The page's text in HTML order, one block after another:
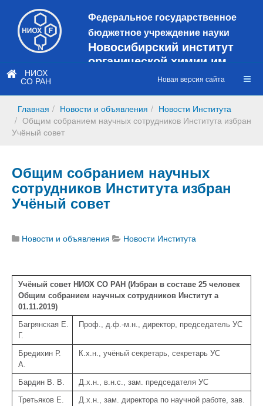
Федеральное государственное
бюджетное учреждение науки
Новосибирский институт
органической химии им.
Н.Н. Ворожцова
сайт
https://web3.nioch.nsc.ru/nioch/
НИОХ
СО РАН Новая версия сайта
Главная Новости и объявления
Новости Института
Общим собранием научных сотрудников Института избран
Учёный совет
Общим собранием научных
сотрудников Института избран
Учёный совет
Новости и объявления Новости Института
Учёный совет НИОХ СО РАН (Избран в составе 25 человек
Общим собранием научных сотрудников Институт а
01.11.2019)
Багрянская Е.
Г.
Проф., д.ф.-м.н., директор, председатель УС
Бредихин Р.
А.
К.х.н., учёный секретарь, секретарь УС
Бардин В. В.
Д.х.н., в.н.с., зам. председателя УС
Третьяков Е.
Д.х.н., зам. директора по научной работе, зав.